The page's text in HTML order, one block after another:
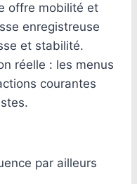
offre mobilité et
enregistreuse
et stabilité.
réelle : les menus
courantes
par ailleurs